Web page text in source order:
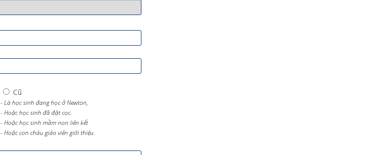
Cũ
- Là học sinh đang học ở Newton,
- Hoặc học sinh đã đặt cọc.
- Hoặc học sinh mầm non liên kết
- Hoặc con cháu giáo viên giới thiệu.